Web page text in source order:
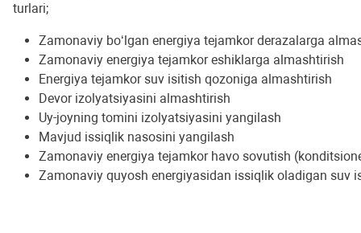
turlari;
Zamonaviy bo‘lgan energiya tejamkor derazalarga
Zamonaviy energiya tejamkor eshiklarga almashtirish
Energiya tejamkor suv isitish qozoniga almashtirish
Devor izolyatsiyasini almashtirish
Uy-joyning tomini izolyatsiyasini yangilash
Mavjud issiqlik nasosini yangilash
Zamonaviy energiya tejamkor havo sovutish
Zamonaviy quyosh energiyasidan issiqlik oladigan suv